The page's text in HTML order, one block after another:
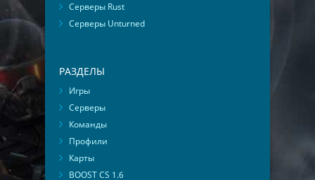
Серверы Rust
Серверы Unturned
РАЗДЕЛЫ
Игры
Серверы
Команды
Профили
Карты
BOOST CS 1.6